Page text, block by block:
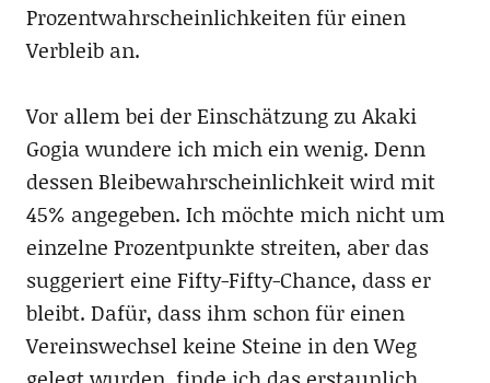
Prozentwahrscheinlichkeiten für einen
Verbleib an.
Vor allem bei der Einschätzung zu Akaki
Gogia wundere ich mich ein wenig. Denn
dessen Bleibewahrscheinlichkeit wird mit
45% angegeben. Ich möchte mich nicht um
einzelne Prozentpunkte streiten, aber das
suggeriert eine Fifty-Fifty-Chance, dass er
bleibt. Dafür, dass ihm schon für einen
Vereinswechsel keine Steine in den Weg